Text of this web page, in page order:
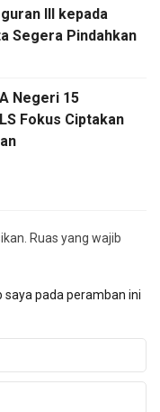
III kepada
Segera Pindahkan
Negeri 15
Fokus Ciptakan
Ruas yang wajib
pada peramban ini